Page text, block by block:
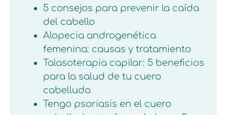
5 consejos para prevenir la caída
del cabello
Alopecia androgenética
femenina: causas y tratamiento
Talasoterapia capilar: 5 beneficios
para la salud de tu cuero
cabelludo
Tengo psoriasis en el cuero